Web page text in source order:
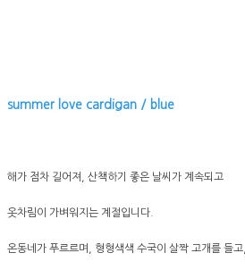
summer love cardigan / blue
해가 점차 길어져, 산책하기 좋은 날씨가 계속되고
옷차림이 가벼워지는 계절입니다.
온동네가 푸르르며, 형형색색 수국이 살짝 고개를 들고,